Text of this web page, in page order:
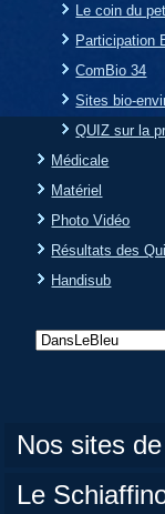
Le coin du
Participation
ComBio 34
Sites bio-
QUIZ sur la
Médicale
Matériel
Photo Vidéo
Résultats des
Handisub
Nos sites
Le